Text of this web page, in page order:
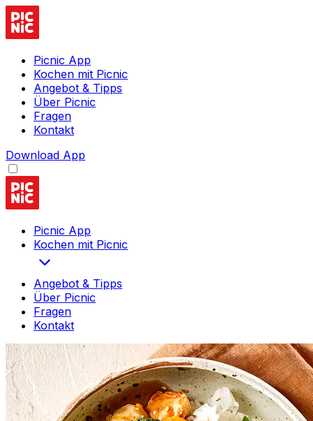
Picnic App
Kochen mit Picnic
Angebot & Tipps
Über Picnic
Fragen
Kontakt
Download App
Picnic App
Kochen mit Picnic
Angebot & Tipps
Über Picnic
Fragen
Kontakt